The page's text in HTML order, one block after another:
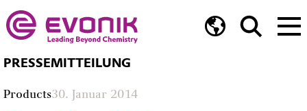
PRESSEMITTEILUNG
Products30. Januar 2014